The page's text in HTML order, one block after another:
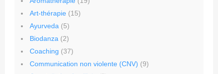
Art-thérapie (15)
Ayurveda (5)
Biodanza (2)
Coaching (37)
Communication non violente (CNV) (9)